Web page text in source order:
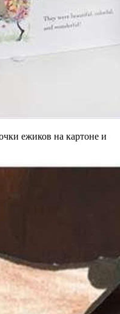
ежиков на картоне и